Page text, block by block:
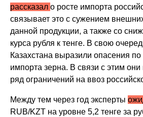
рассказало росте импорта
связывает это с сужением
данной продукции, а также со
курса рубля к тенге. В свою
Казахстана выразили опасения
импорта зерна. В связи с этим
ряд ограничений на ввоз
Между тем через год эксперты
RUB/KZT на уровне 5,2 тенге за